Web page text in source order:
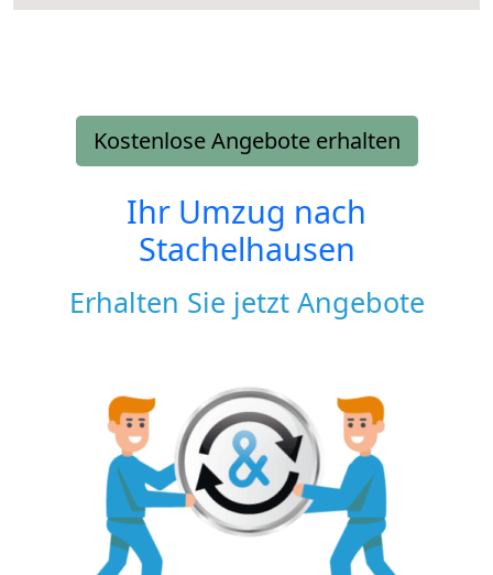
Kostenlose Angebote erhalten
Ihr Umzug nach
Stachelhausen
Erhalten Sie jetzt Angebote